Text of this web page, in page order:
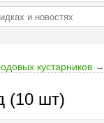
кустарников →
(10 шт)